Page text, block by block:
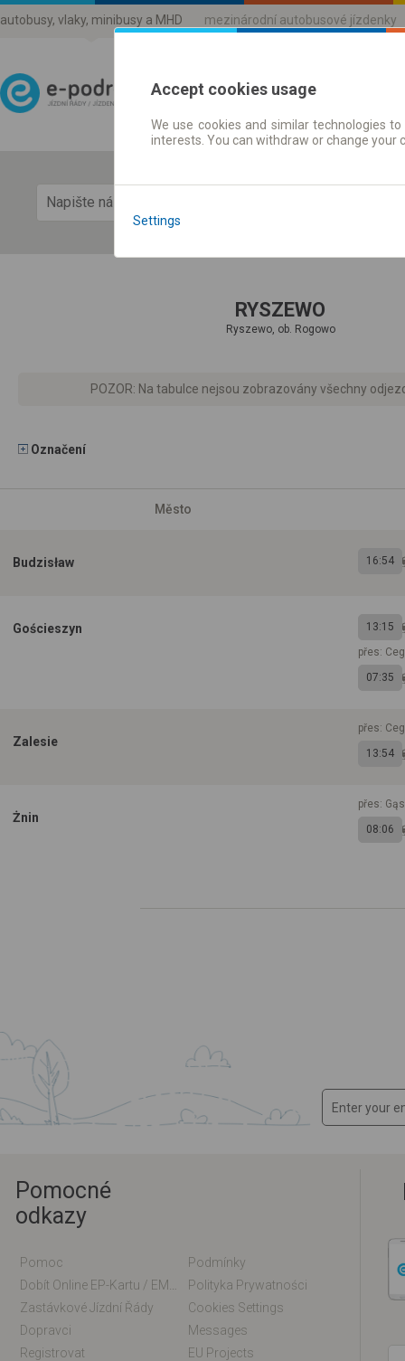
autobusy, vlaky, minibusy a MHD mezinárodní autobusové jízdenky
Jízdni řády a jízdenky
RYSZEWO
Ryszewo, ob. Rogowo
POZOR: Na tabulce nejsou zobrazovány všechny
Označení
Město
Budzisław 16:54
Gościeszyn
13:15
přes:
07:35
Zalesie
přes:
13:54
Żnin
přes:
08:06
Pomocné
odkazy
Pomoc
Podmínky
Polityka Prywatności
Zastávkové Jízdní Řády
Cookies Settings
Dopravci
Messages
Registrovat
EU Projects
Accept cookies usage
We use cookies and similar technologies
interests. You can withdraw or change
Settings